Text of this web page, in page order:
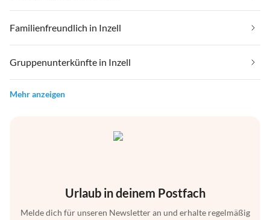
Familienfreundlich in Inzell
Gruppenunterkünfte in Inzell
Mehr anzeigen
Urlaub in deinem Postfach
Melde dich für unseren Newsletter an und erhalte regelmäßig